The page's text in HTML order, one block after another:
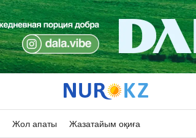
Жол апаты Жазатайым оқиға